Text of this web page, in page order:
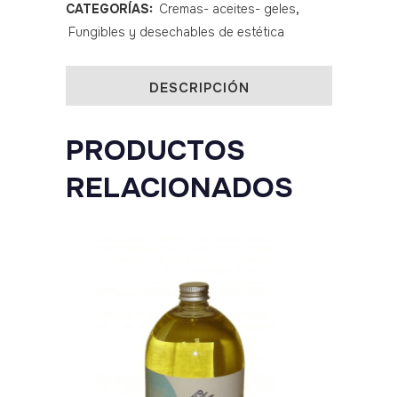
Dr.
Kraut
ml
quantity
CATEGORÍAS: Cremas- aceites- geles,
Fungibles y desechables de estética
DESCRIPCIÓN
PRODUCTOS
RELACIONADOS